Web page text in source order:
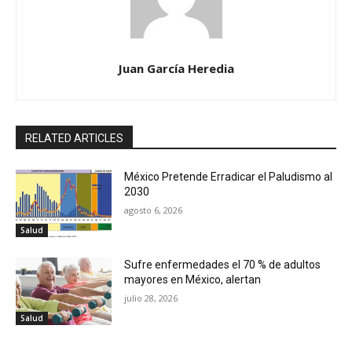
Juan García Heredia
RELATED ARTICLES
Salud
México Pretende Erradicar el Paludismo al
2030
agosto 6, 2026
Salud
Sufre enfermedades el 70 % de adultos
mayores en México, alertan
julio 28, 2026